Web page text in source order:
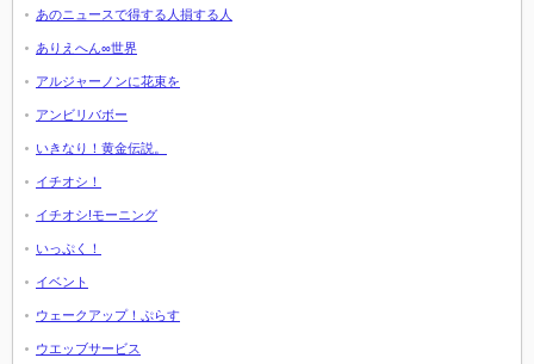
あのニュースで得する人損する人
ありえへん∞世界
アルジャーノンに花束を
アンビリバボー
いきなり！黄金伝説。
イチオシ！
イチオシ!モーニング
いっぷく！
イベント
ウェークアップ！ぷらす
ウエッブサービス